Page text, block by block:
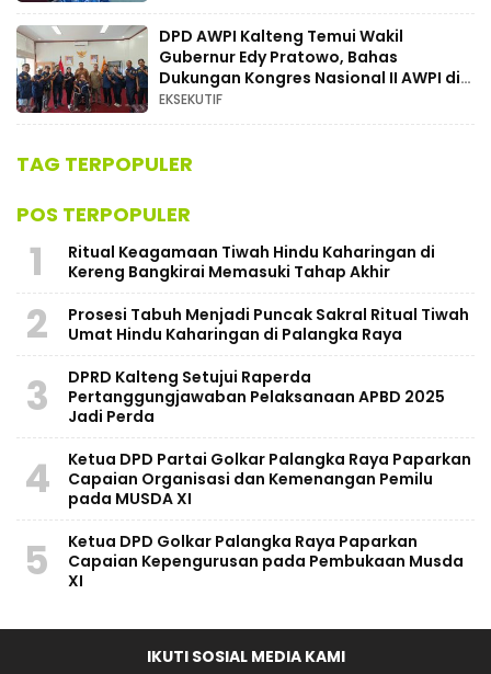
DPD AWPI Kalteng Temui Wakil
Gubernur Edy Pratowo, Bahas
Dukungan Kongres Nasional II AWPI di
Kalimantan Tengah
EKSEKUTIF
TAG TERPOPULER
POS TERPOPULER
1
Ritual Keagamaan Tiwah Hindu Kaharingan di
Kereng Bangkirai Memasuki Tahap Akhir
2
Prosesi Tabuh Menjadi Puncak Sakral Ritual Tiwah
Umat Hindu Kaharingan di Palangka Raya
3
​DPRD Kalteng Setujui Raperda
Pertanggungjawaban Pelaksanaan APBD 2025
Jadi Perda
4
Ketua DPD Partai Golkar Palangka Raya Paparkan
Capaian Organisasi dan Kemenangan Pemilu
pada MUSDA XI
5
Ketua DPD Golkar Palangka Raya Paparkan
Capaian Kepengurusan pada Pembukaan Musda
XI
IKUTI SOSIAL MEDIA KAMI